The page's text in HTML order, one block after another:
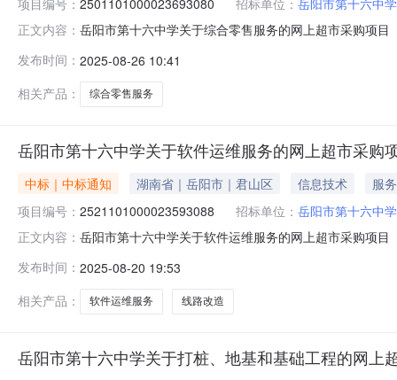
正文内容： 岳阳市第十六中学关于综合零售服务的网上超市采购项
政区划名称:湖南省岳阳市君山区报价起止时间:-二、采
发布时间： 2025-08-26 10:41
相关产品：
综合零售服务
岳阳市第十六中学关于软件运维服务的网上超市采购
中标｜中标通知 湖南省｜岳阳市｜君山区 信息技术
服务
项目编号： 2521101000023593088 招标单位： 岳阳市第十六中学
正文内容： 岳阳市第十六中学关于软件运维服务的网上超市采购项
政区划名称:湖南省岳阳市君山区报价起止时间:-二、采
发布时间： 2025-08-20 19:53
相关产品：
软件运维服务 线路改造
岳阳市第十六中学关于打桩、地基和基础工程的网上